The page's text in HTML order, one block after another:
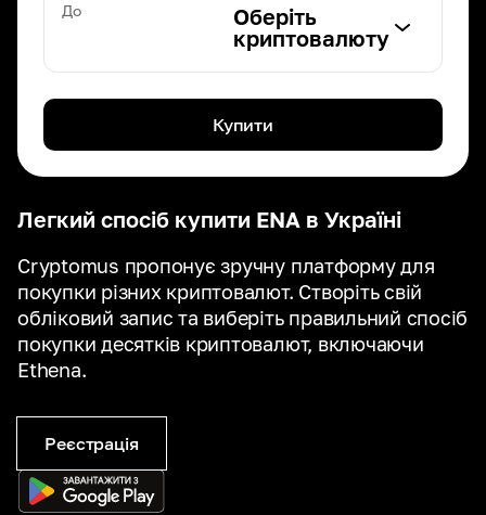
Легкий спосіб купити ENA в Україні
Cryptomus пропонує зручну платформу для
покупки різних криптовалют. Створіть свій
обліковий запис та виберіть правильний спосіб
покупки десятків криптовалют, включаючи
Ethena.
Реєстрація
До
Оберіть
криптовалюту
Купити